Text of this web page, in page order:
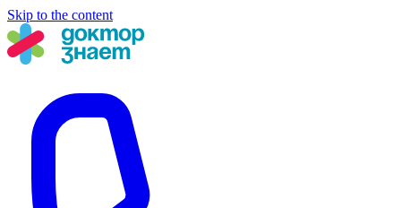
Skip to the content